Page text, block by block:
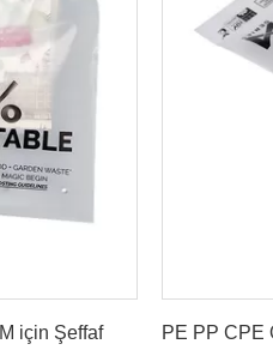
için Şeffaf
PE PP CPE